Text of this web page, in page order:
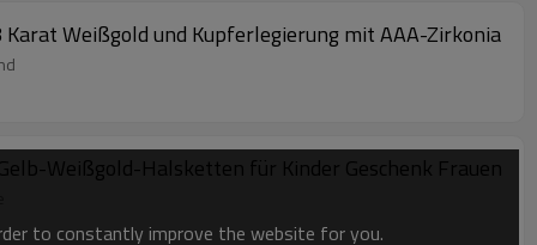
Weißgold und Kupferlegierung mit AAA-Zirkonia
Weißgold-Halsketten für Kinder Geschenk Frauen
to constantly improve the website for you.